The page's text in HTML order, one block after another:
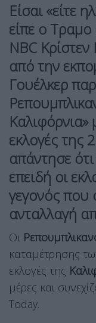
Είσαι «είτε
είπε ο
NBC
από την
Γουέλκερ
Καλιφόρνια»
εκλογές της
απάντησε
επειδή οι
γεγονός που
ανταλλαγή
Οι
καταμέτρησης
εκλογές της
μέρες και
Today.